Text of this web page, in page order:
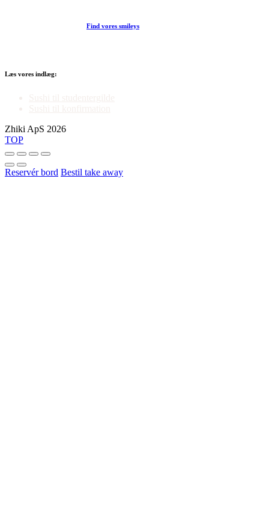
Find vores smileys
Læs vores indlæg:
Zhiki ApS 2026
TOP
Reservér bord Bestil take away